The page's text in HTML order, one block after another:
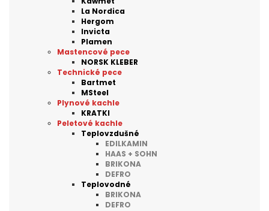
La Nordica
Hergom
Invicta
Plamen
Mastencové pece
NORSK KLEBER
Technické pece
Bartmet
MSteel
Plynové kachle
KRATKI
Peletové kachle
Teplovzdušné
EDILKAMIN
HAAS + SOHN
BRIKONA
DEFRO
Teplovodné
BRIKONA
DEFRO